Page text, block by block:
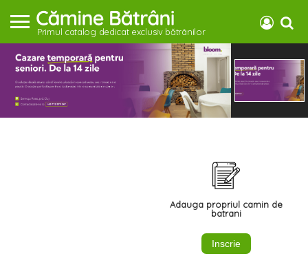
Primul catalog dedicat exclusiv bătrânilor
Adauga propriul camin de
batrani
Inscrie